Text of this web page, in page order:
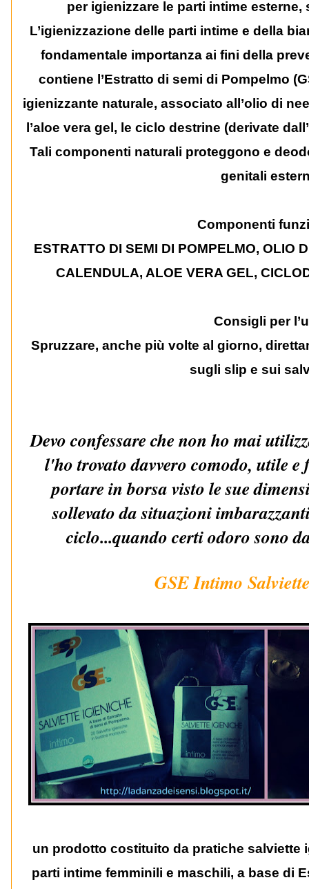
per igienizzare le parti intime
L’igienizzazione delle parti intime e della
fondamentale importanza ai fini della
contiene l’Estratto di semi di Pompelmo
igienizzante naturale, associato all’olio di
l’aloe vera gel, le ciclo destrine (derivate
Tali componenti naturali proteggono e
genitali
Componenti
ESTRATTO DI SEMI DI POMPELMO, OLIO
CALENDULA, ALOE VERA GEL,
Consigli per
Spruzzare, anche più volte al giorno,
sugli slip e sui
Devo confessare che non ho mai
l'ho trovato davvero comodo, utile
portare in borsa visto le sue
sollevato da situazioni
ciclo...quando certi odoro sono
GSE Intimo
un prodotto costituito da pratiche salviette
parti intime femminili e maschili, a base di